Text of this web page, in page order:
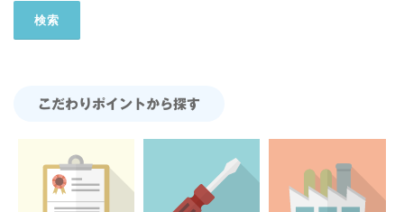
こだわりポイントから探す